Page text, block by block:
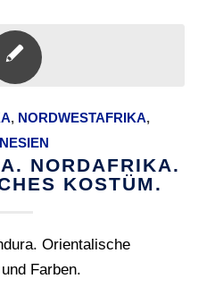
, NORDWESTAFRIKA,
NORDAFRIKA.
KOSTÜM.
Orientalische
Farben.